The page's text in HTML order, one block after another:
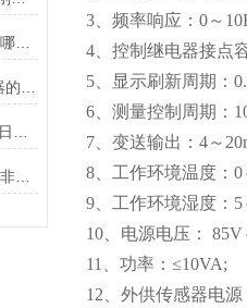
NHS-68t 称重传感器核心配件需做哪些防结露改造？
WFD34CYBM1AUE 雷达物位计在非接触测量方面有哪些技术优势
3、频率响应：0～
4、控制继电器接点
5、显示刷新周期：
6、测量控制周期：
7、变送输出：4～
8、工作环境温度：
9、工作环境湿度：
10、电源电压：
11、功率：≤10VA;
12、外供传感器电